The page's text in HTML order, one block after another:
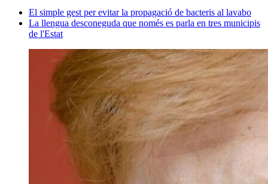
El simple gest per evitar la propagació de bacteris al lavabo
La llengua desconeguda que només es parla en tres municipis
de l'Estat